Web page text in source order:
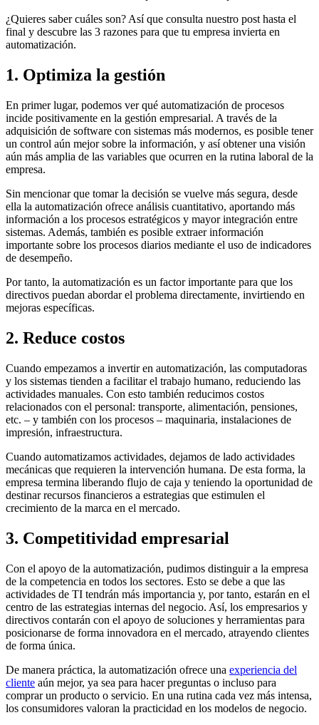
¿Quieres saber cuáles son? Así que consulta nuestro post hasta el
final y descubre las 3 razones para que tu empresa invierta en
automatización.
1. Optimiza la gestión
En primer lugar, podemos ver qué automatización de procesos
incide positivamente en la gestión empresarial. A través de la
adquisición de software con sistemas más modernos, es posible tener
un control aún mejor sobre la información, y así obtener una visión
aún más amplia de las variables que ocurren en la rutina laboral de la
empresa.
Sin mencionar que tomar la decisión se vuelve más segura, desde
ella la automatización ofrece análisis cuantitativo, aportando más
información a los procesos estratégicos y mayor integración entre
sistemas. Además, también es posible extraer información
importante sobre los procesos diarios mediante el uso de indicadores
de desempeño.
Por tanto, la automatización es un factor importante para que los
directivos puedan abordar el problema directamente, invirtiendo en
mejoras específicas.
2. Reduce costos
Cuando empezamos a invertir en automatización, las computadoras
y los sistemas tienden a facilitar el trabajo humano, reduciendo las
actividades manuales. Con esto también reducimos costos
relacionados con el personal: transporte, alimentación, pensiones,
etc. – y también con los procesos – maquinaria, instalaciones de
impresión, infraestructura.
Cuando automatizamos actividades, dejamos de lado actividades
mecánicas que requieren la intervención humana. De esta forma, la
empresa termina liberando flujo de caja y teniendo la oportunidad de
destinar recursos financieros a estrategias que estimulen el
crecimiento de la marca en el mercado.
3. Competitividad empresarial
Con el apoyo de la automatización, pudimos distinguir a la empresa
de la competencia en todos los sectores. Esto se debe a que las
actividades de TI tendrán más importancia y, por tanto, estarán en el
centro de las estrategias internas del negocio. Así, los empresarios y
directivos contarán con el apoyo de soluciones y herramientas para
posicionarse de forma innovadora en el mercado, atrayendo clientes
de forma única.
De manera práctica, la automatización ofrece una experiencia del
cliente aún mejor, ya sea para hacer preguntas o incluso para
comprar un producto o servicio. En una rutina cada vez más intensa,
los consumidores valoran la practicidad en los modelos de negocio.